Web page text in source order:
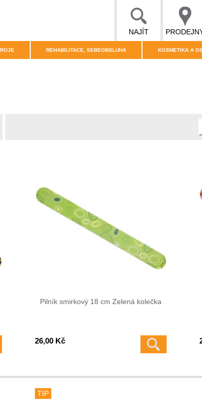
NAJÍT
REHABILITACE, SEBEOBSLUHA KOSMETIKA A
Pilník smirkový 18 cm Zelená kolečka
26,00 Kč
TIP